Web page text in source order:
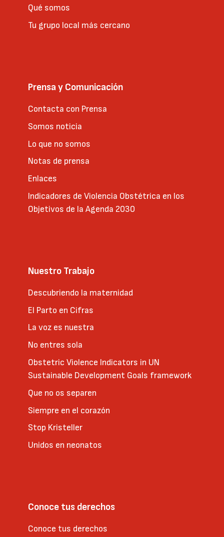
Qué somos
Tu grupo local más cercano
Prensa y Comunicación
Contacta con Prensa
Somos noticia
Lo que no somos
Notas de prensa
Enlaces
Indicadores de Violencia Obstétrica en los
Objetivos de la Agenda 2030
Nuestro Trabajo
Descubriendo la maternidad
El Parto en Cifras
La voz es nuestra
No entres sola
Obstetric Violence Indicators in UN
Sustainable Development Goals framework
Que no os separen
Siempre en el corazón
Stop Kristeller
Unidos en neonatos
Conoce tus derechos
Conoce tus derechos